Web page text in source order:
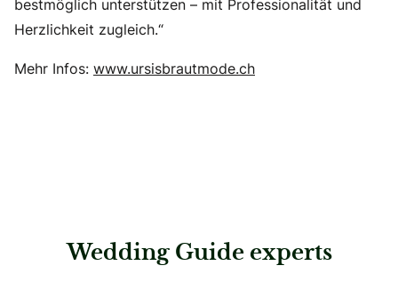
bestmöglich unterstützen – mit Professionalität und
Herzlichkeit zugleich.“
Mehr Infos: www.ursisbrautmode.ch
Wedding Guide experts